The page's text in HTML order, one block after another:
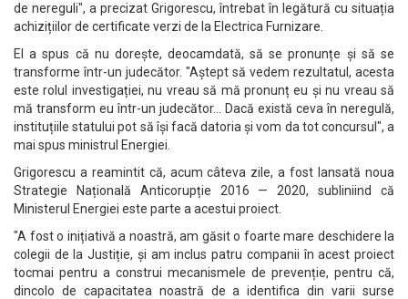
de nereguli", a precizat Grigorescu, întrebat în legătură cu situația
achizițiilor de certificate verzi de la Electrica Furnizare.
El a spus că nu dorește, deocamdată, să se pronunțe și să se
transforme într-un judecător. "Aștept să vedem rezultatul, acesta
este rolul investigației, nu vreau să mă pronunț eu și nu vreau să
mă transform eu într-un judecător... Dacă există ceva în neregulă,
instituțiile statului pot să își facă datoria și vom da tot concursul", a
mai spus ministrul Energiei.
Grigorescu a reamintit că, acum câteva zile, a fost lansată noua
Strategie Națională Anticorupție 2016 — 2020, subliniind că
Ministerul Energiei este parte a acestui proiect.
"A fost o inițiativă a noastră, am găsit o foarte mare deschidere la
colegii de la Justiție, și am inclus patru companii în acest proiect
tocmai pentru a construi mecanismele de prevenție, pentru că,
dincolo de capacitatea noastră de a identifica din varii surse